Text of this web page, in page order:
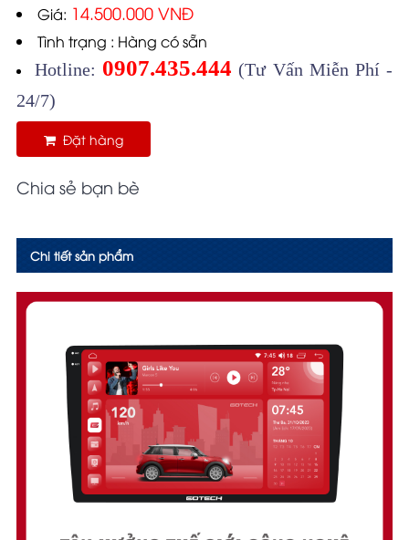
Giá: 14.500.000 VNĐ
Tình trạng : Hàng có sẵn
Hotline: 0907.435.444 (Tư Vấn Miễn Phí -
24/7)
Đặt hàng
Chia sẻ bạn bè
Chi tiết sản phẩm